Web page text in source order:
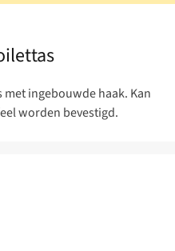
ingebouwde haak. Kan
worden bevestigd.